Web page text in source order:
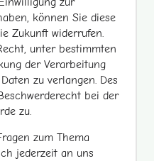
können Sie diese
Zukunft widerrufen.
unter bestimmten
der Verarbeitung
zu verlangen. Des
bei der
zu.
zum Thema
jederzeit an uns